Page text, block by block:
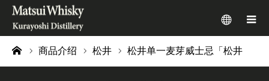
menu
商品介绍 松井 松井单一麦芽威士忌「松井 水楢木桶 海外限定款」